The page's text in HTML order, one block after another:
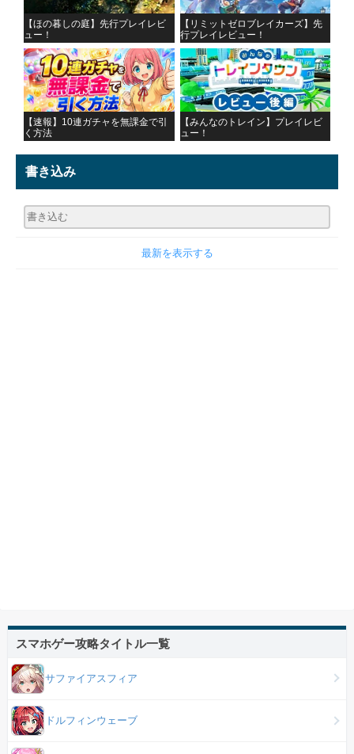
【ほの暮しの庭】先行プレイレビ
ュー！
【リミットゼロブレイカーズ】先
行プレイレビュー！
【速報】10連ガチャを無課金で引
く方法
【みんなのトレイン】プレイレビ
ュー！
書き込み
最新を表示する
スマホゲー攻略タイトル一覧
サファイアスフィア
ドルフィンウェーブ